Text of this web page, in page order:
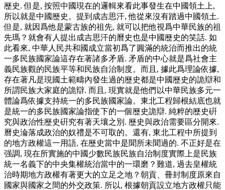
歷史. 但是, 按照中國現在的邏輯來看此事發生在中國領土上,
所以就是中國歷史。提到成吉思汗, 他從來沒有踏過中國領土.
但是, 就因爲他是蒙古族的祖先, 就可以把他視爲中華民族的祖
先瑪？就會有人提出成吉思汗的曆史也是中國歷史的笑話. 如
此看來, 中華人民共和國成立當初爲了圓滿的統治而推出的統
一多民族國家論這存在著諸多矛盾. 矛盾的中心就是爲社會主
義民族觀的民族平等和民族自治制度。而且, 據此爲理論依據,
存在著凡是現國土範疇內發生過的歷史都是中國歷史的詭辯和
所謂民族大家庭的詭辯. 而且, 現實就是他們以中華民族多元一
體論爲依據支持統一的多民族國家論。東北工程歸根結底也就
是統一的多民族國家論指使下的一個歷史詭辯. 純粹的歷史硏
究與政治性歷史硏究有著天壤之別. 歷史與政治需要區分開來.
曆史淪落成政治的奴禮是不可取的。還有, 東北工程中所提到
的地方政權這一用語, 在歷史當中是聞所未聞過的. 不正好是在
强調, 現在所實施的中國少數民族民族自治制度實際上是民族
統一名義下的中央集權統治當中的一環磨？難道, 過去皇權統
治時期地方政權有著更大的立足之地？朝貢、冊封制度原來自
國家與國家之間的外交政策. 所以, 根據朝貢設立地方政權只能